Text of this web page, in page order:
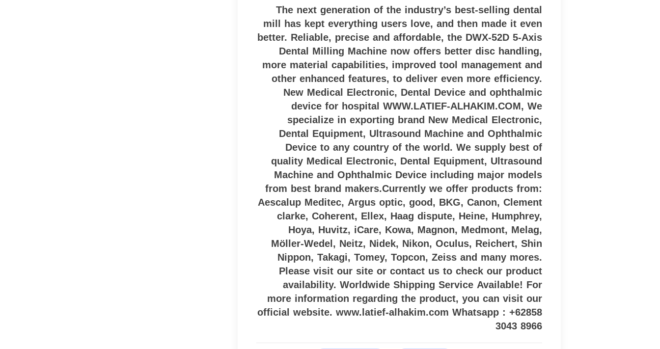
The next generation of the industry’s best-selling dental
mill has kept everything users love, and then made it even
better. Reliable, precise and affordable, the DWX-52D 5-Axis
Dental Milling Machine now offers better disc handling,
more material capabilities, improved tool management and
other enhanced features, to deliver even more efficiency.
New Medical Electronic, Dental Device and ophthalmic
device for hospital WWW.LATIEF-ALHAKIM.COM, We
specialize in exporting brand New Medical Electronic,
Dental Equipment, Ultrasound Machine and Ophthalmic
Device to any country of the world. We supply best of
quality Medical Electronic, Dental Equipment, Ultrasound
Machine and Ophthalmic Device including major models
from best brand makers.Currently we offer products from:
Aescalup Meditec, Argus optic, good, BKG, Canon, Clement
clarke, Coherent, Ellex, Haag dispute, Heine, Humphrey,
Hoya, Huvitz, iCare, Kowa, Magnon, Medmont, Melag,
Möller-Wedel, Neitz, Nidek, Nikon, Oculus, Reichert, Shin
Nippon, Takagi, Tomey, Topcon, Zeiss and many mores.
Please visit our site or contact us to check our product
availability. Worldwide Shipping Service Available! For
more information regarding the product, you can visit our
official website. www.latief-alhakim.com Whatsapp : +62858
3043 8966